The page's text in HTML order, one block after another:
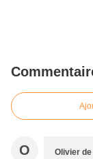
O Olivier de